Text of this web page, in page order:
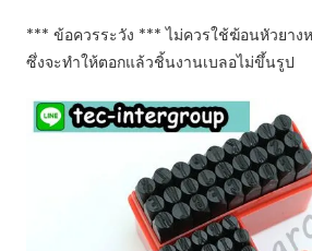
*** ข้อควรระวัง *** ไม่ควรใช้ฆ้อนหัวยาง
ซึ่งจะทำให้ตอกแล้วชิ้นงานเบลอไม่ขึ้นรูป